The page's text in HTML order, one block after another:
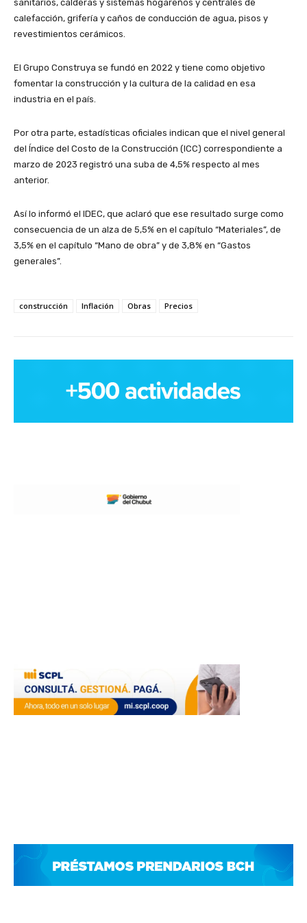
sanitarios, calderas y sistemas hogareños y centrales de
calefacción, grifería y caños de conducción de agua, pisos y
revestimientos cerámicos.
El Grupo Construya se fundó en 2022 y tiene como objetivo
fomentar la construcción y la cultura de la calidad en esa
industria en el país.
Por otra parte, estadísticas oficiales indican que el nivel general
del Índice del Costo de la Construcción (ICC) correspondiente a
marzo de 2023 registró una suba de 4,5% respecto al mes
anterior.
Así lo informó el IDEC, que aclaró que ese resultado surge como
consecuencia de un alza de 5,5% en el capítulo “Materiales”, de
3,5% en el capítulo “Mano de obra” y de 3,8% en “Gastos
generales”.
construcción Inflación Obras Precios